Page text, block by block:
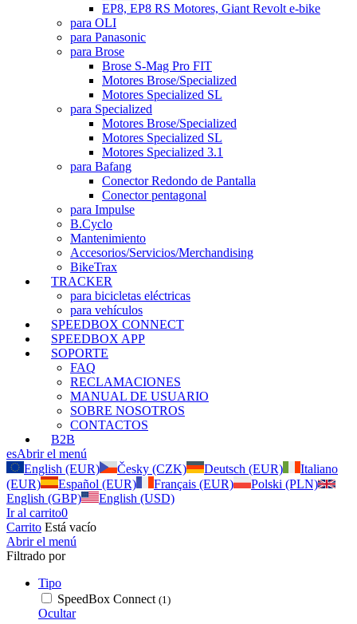
EP8, EP8 RS Motores, Giant Revolt e-bike
para OLI
para Panasonic
para Brose
Brose S-Mag Pro FIT
Motores Brose/Specialized
Motores Specialized SL
para Specialized
Motores Brose/Specialized
Motores Specialized SL
Motores Specialized 3.1
para Bafang
Conector Redondo de Pantalla
Conector pentagonal
para Impulse
B.Cyclo
Mantenimiento
Accesorios/Servicios/Merchandising
BikeTrax
TRACKER
para bicicletas eléctricas
para vehículos
SPEEDBOX CONNECT
SPEEDBOX APP
SOPORTE
FAQ
RECLAMACIONES
MANUAL DE USUARIO
SOBRE NOSOTROS
CONTACTOS
B2B
esAbrir el menú
English (EUR)
Česky (CZK) Deutsch (EUR)
Italiano
(EUR)
Español (EUR) Français (EUR)
Polski (PLN)
English (GBP)
English (USD)
Ir al carrito0
Carrito Está vacío
Abrir el menú
Filtrado por
Tipo
SpeedBox Connect (1)
Ocultar